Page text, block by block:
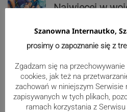
Najwięcej w
Reklama
Szanowna Internautko,
prosimy o zapoznanie się z
Zgadzam się na
cookies, jak też na
zachowań w niniejszym Serwisie
zapisywanych w tych plikach,
ramach korzystania z Serwisu